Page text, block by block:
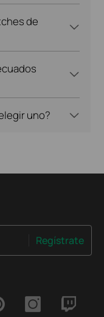
de
uno?
Regístrate